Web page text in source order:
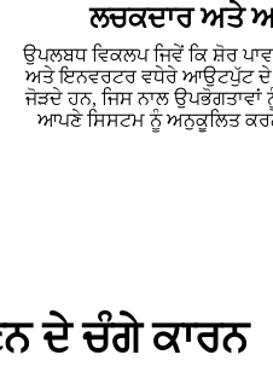
ਲਚਕਦਾਰ ਅਤੇ
ਉਪਲਬਧ ਵਿਕਲਪ ਜਿਵੇਂ ਕਿ ਸ਼ੋਰ
ਅਤੇ ਇਨਵਰਟਰ ਵਧੇਰੇ ਆਉਟਪੁੱਟ ਦੇ
ਜੋੜਦੇ ਹਨ, ਜਿਸ ਨਾਲ
ਆਪਣੇ ਸਿਸਟਮ ਨੂੰ ਅਨੁਕੂਲਿਤ
ਦੇ ਚੰਗੇ ਕਾਰਨ